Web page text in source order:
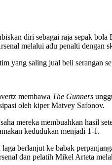
diri sebagai raja sepak
melalui adu penalti dengan
yang saling jual beli serangan
membawa The Gunners
oleh kiper Matvey Safonov.
mereka membuahkan hasil
kedudukan menjadi 1-1.
berlanjut ke babak
dan pelatih Mikel Arteta